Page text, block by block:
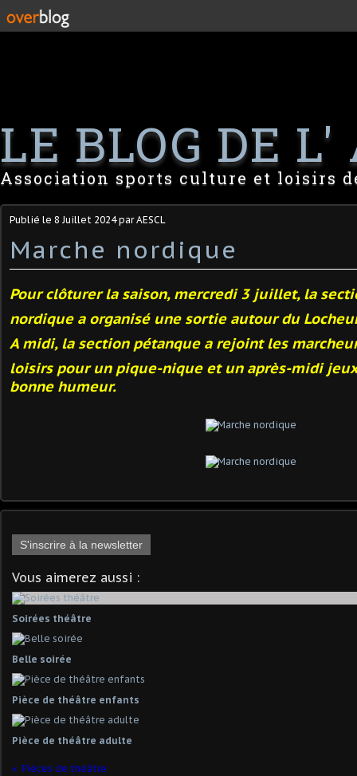
LE BLOG DE L'
Association sports culture et loisirs
Publié le 8 Juillet 2024par AESCL
Marche nordique
Pour clôturer la saison, mercredi 3 juillet, la
nordique a organisé une sortie autour du
A midi, la section pétanque a rejoint les
loisirs pour un pique-nique et un après-midi
bonne humeur.
S'inscrire à la newsletter
Vous aimerez aussi :
Soirées théâtre
Belle soirée
Pièce de théâtre enfants
Pièce de théâtre adulte
Pièces de théâtre